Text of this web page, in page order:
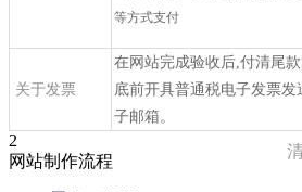
等方式支付
关于发票
在网站完成验收后,付清尾款
底前开具普通税电子发票发
子邮箱。
2
网站制作流程